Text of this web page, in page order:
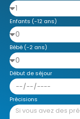
Enfants (-12 ans)
Bébé (-2 ans)
Début de séjour
Précisions